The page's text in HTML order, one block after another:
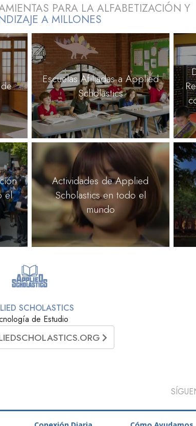
PARA LA ALFABETIZACIÓN Y
A MILLONES
Escuelas Afiliadas a Applied
Scholastics
el
Actividades de Applied
Scholastics en todo el
mundo
SCHOLASTICS
de Estudio